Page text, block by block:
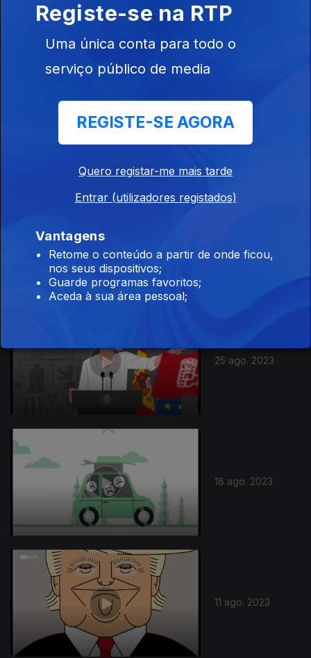
07 set. 2023
25 ago. 2023
18 ago. 2023
11 ago. 2023
Registe-se na RTP
Uma única conta para todo o
serviço público de media
REGISTE-SE AGORA
Quero registar-me mais tarde
Entrar (utilizadores registados)
Vantagens
Retome o conteúdo a partir de onde ficou,
nos seus dispositivos;
Guarde programas favoritos;
Aceda à sua área pessoal;